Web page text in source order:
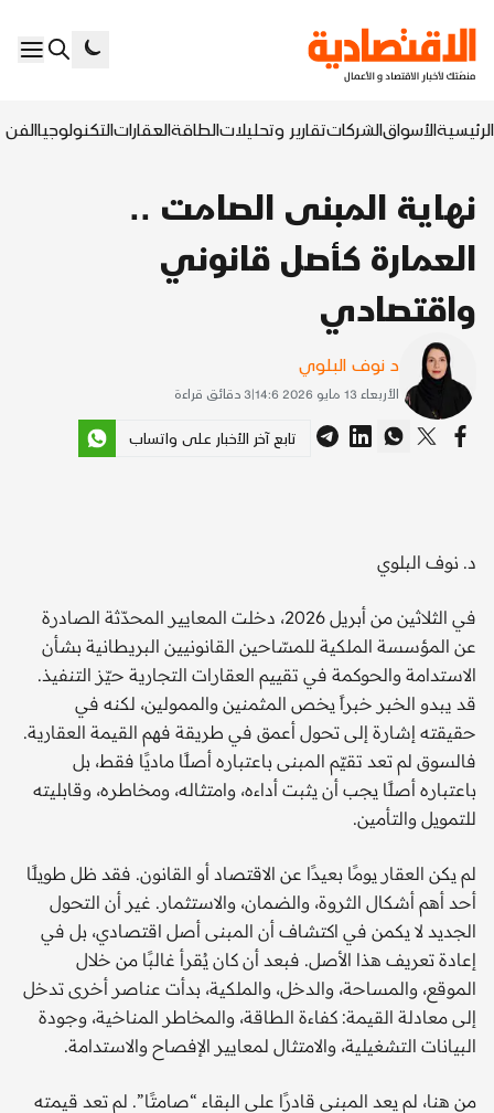
الرئيسيةالأسواقالشركاتتقارير وتحليلاتالطاقةالعقاراتالتكنولوجياالفن
نهاية المبنى الصامت ..
العمارة كأصل قانوني
واقتصادي
د نوف البلوي
الأربعاء 13 مايو 2026 14:6 |
3 دقائق قراءة
تابع آخر الأخبار على واتساب
د. نوف البلوي
في الثلاثين من أبريل 2026، دخلت المعايير المحدّثة الصادرة
عن المؤسسة الملكية للمسّاحين القانونيين البريطانية بشأن
الاستدامة والحوكمة في تقييم العقارات التجارية حيّز التنفيذ.
قد يبدو الخبر خبراً يخص المثمنين والممولين، لكنه في
حقيقته إشارة إلى تحول أعمق في طريقة فهم القيمة العقارية.
فالسوق لم تعد تقيّم المبنى باعتباره أصلًا ماديًا فقط، بل
باعتباره أصلًا يجب أن يثبت أداءه، وامتثاله، ومخاطره، وقابليته
للتمويل والتأمين.
لم يكن العقار يومًا بعيدًا عن الاقتصاد أو القانون. فقد ظل طويلًا
أحد أهم أشكال الثروة، والضمان، والاستثمار. غير أن التحول
الجديد لا يكمن في اكتشاف أن المبنى أصل اقتصادي، بل في
إعادة تعريف هذا الأصل. فبعد أن كان يُقرأ غالبًا من خلال
الموقع، والمساحة، والدخل، والملكية، بدأت عناصر أخرى تدخل
إلى معادلة القيمة: كفاءة الطاقة، والمخاطر المناخية، وجودة
البيانات التشغيلية، والامتثال لمعايير الإفصاح والاستدامة.
من هنا، لم يعد المبنى قادرًا على البقاء “صامتًا”. لم تعد قيمته